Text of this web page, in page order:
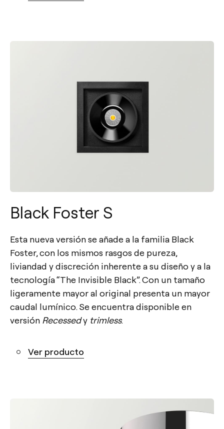
Black Foster S
Esta nueva versión se añade a la familia Black
Foster, con los mismos rasgos de pureza,
liviandad y discreción inherente a su diseño y a la
tecnología “The Invisible Black”. Con un tamaño
ligeramente mayor al original presenta un mayor
caudal lumínico. Se encuentra disponible en
versión Recessedy trimless.
Ver producto